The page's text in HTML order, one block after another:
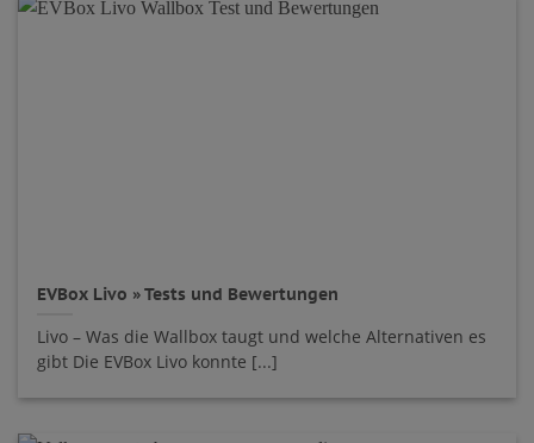
EVBox Livo » Tests und Bewertungen
Livo – Was die Wallbox taugt und welche Alternativen es
gibt Die EVBox Livo konnte [...]